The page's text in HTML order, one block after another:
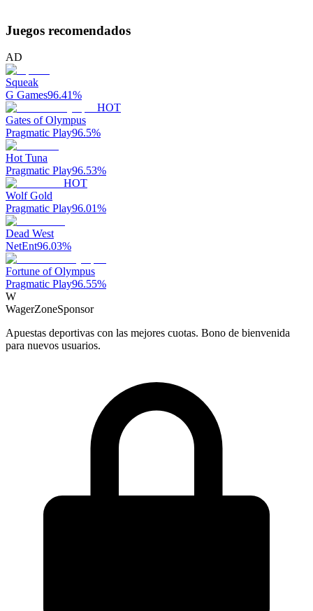
Juegos recomendados
AD
Squeak
G Games96.41%
HOT
Gates of Olympus
Pragmatic Play96.5%
Hot Tuna
Pragmatic Play96.53%
HOT
Wolf Gold
Pragmatic Play96.01%
Dead West
NetEnt96.03%
Fortune of Olympus
Pragmatic Play96.55%
W
WagerZoneSponsor
Apuestas deportivas con las mejores cuotas. Bono de bienvenida
para nuevos usuarios.